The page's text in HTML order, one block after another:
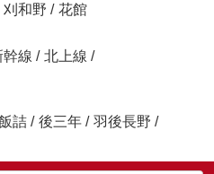
刈和野 / 花館
幹線 / 北上線 /
詰 / 後三年 / 羽後長野 /